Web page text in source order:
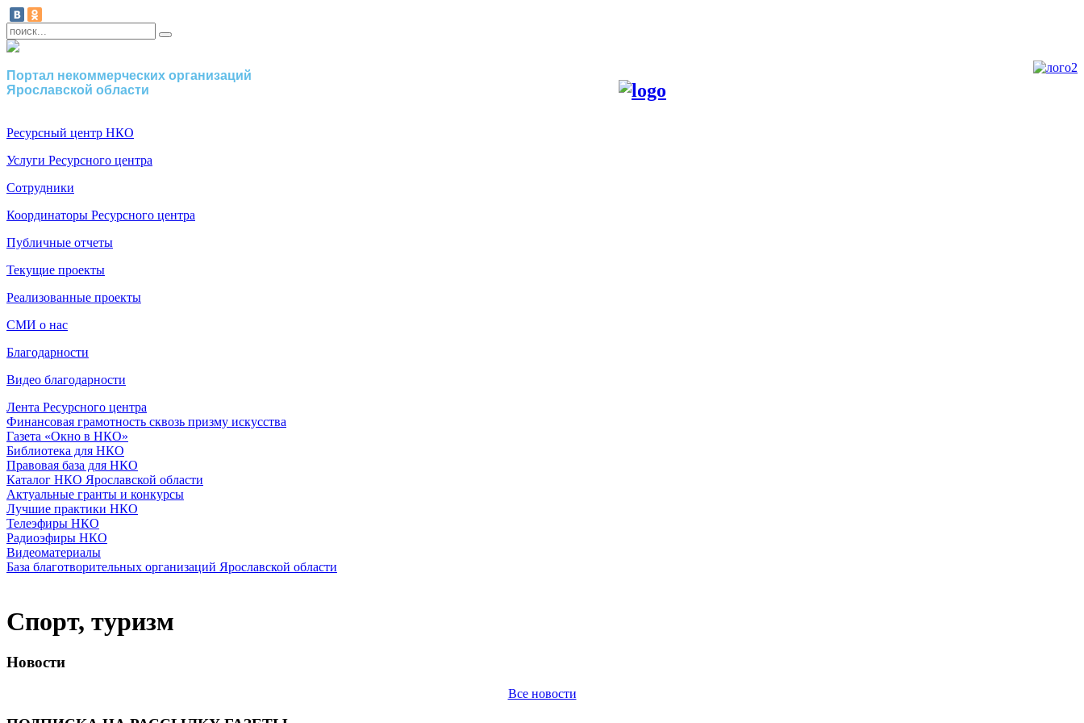
Портал некоммерческих организаций
Ярославской области
Ресурсный центр НКО
Услуги Ресурсного центра
Сотрудники
Координаторы Ресурсного центра
Публичные отчеты
Текущие проекты
Реализованные проекты
СМИ о нас
Благодарности
Видео благодарности
Лента Ресурсного центра
Финансовая грамотность сквозь призму искусства
Газета «Окно в НКО»
Библиотека для НКО
Правовая база для НКО
Каталог НКО Ярославской области
Актуальные гранты и конкурсы
Лучшие практики НКО
Телеэфиры НКО
Радиоэфиры НКО
Видеоматериалы
База благотворительных организаций Ярославской области
Спорт, туризм
Новости
Все новости